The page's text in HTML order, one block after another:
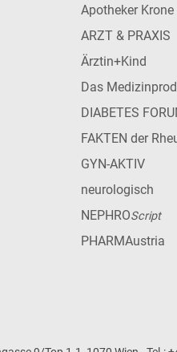
Apotheker Krone
ARZT & PRAXIS
Ärztin+Kind
Das
DIABETES
FAKTEN der
GYN-AKTIV
neurologisch
NEPHROScript
PHARMAustria